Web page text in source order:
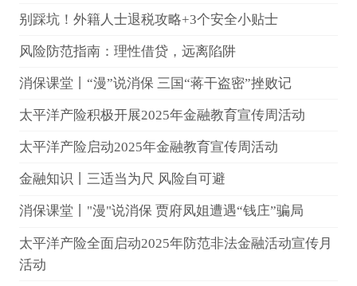
别踩坑！外籍人士退税攻略+3个安全小贴士
风险防范指南：理性借贷，远离陷阱
消保课堂丨“漫”说消保 三国“蒋干盗密”挫败记
太平洋产险积极开展2025年金融教育宣传周活动
太平洋产险启动2025年金融教育宣传周活动
金融知识丨三适当为尺 风险自可避
消保课堂丨"漫"说消保 贾府凤姐遭遇“钱庄”骗局
太平洋产险全面启动2025年防范非法金融活动宣传月
活动